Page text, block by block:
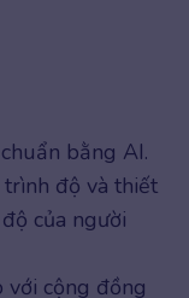
bằng AI.
độ và thiết
của người
với cộng đồng